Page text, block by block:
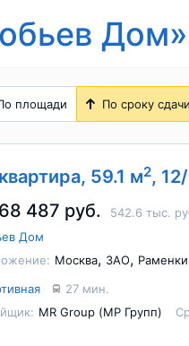
Дом»
площади По сроку сдачи
59.1 м2,
487 руб.
542.6 тыс.
Дом
Москва, ЗАО, Раменки
27 мин.
MR Group (МР Групп)